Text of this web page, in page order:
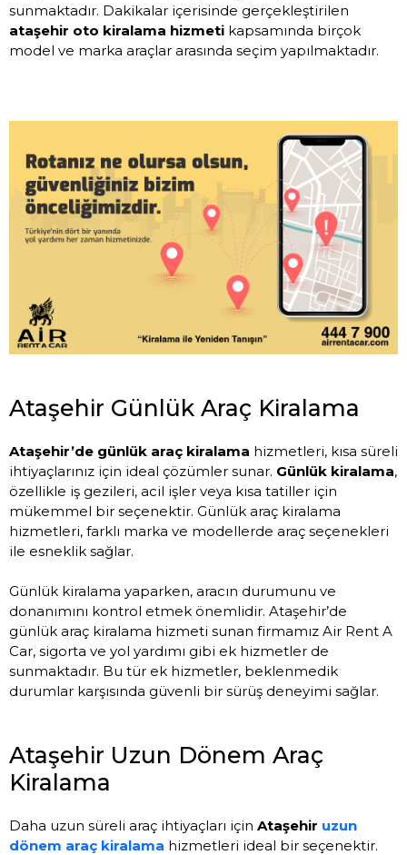
sunmaktadır. Dakikalar içerisinde gerçekleştirilen
ataşehir oto kiralama hizmeti kapsamında birçok
model ve marka araçlar arasında seçim yapılmaktadır.
Ataşehir Günlük Araç Kiralama
Ataşehir’de günlük araç kiralama hizmetleri, kısa süreli
ihtiyaçlarınız için ideal çözümler sunar. Günlük kiralama,
özellikle iş gezileri, acil işler veya kısa tatiller için
mükemmel bir seçenektir. Günlük araç kiralama
hizmetleri, farklı marka ve modellerde araç seçenekleri
ile esneklik sağlar.
Günlük kiralama yaparken, aracın durumunu ve
donanımını kontrol etmek önemlidir. Ataşehir’de
günlük araç kiralama hizmeti sunan firmamız Air Rent A
Car, sigorta ve yol yardımı gibi ek hizmetler de
sunmaktadır. Bu tür ek hizmetler, beklenmedik
durumlar karşısında güvenli bir sürüş deneyimi sağlar.
Ataşehir Uzun Dönem Araç
Kiralama
Daha uzun süreli araç ihtiyaçları için Ataşehir uzun
dönem araç kiralama hizmetleri ideal bir seçenektir.